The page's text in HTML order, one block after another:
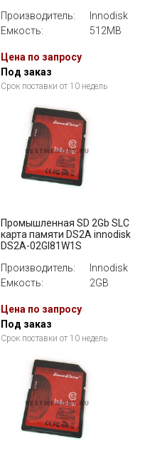
Производитель:
Innodisk
Емкость:
512MB
Цена по запросу
Под заказ
Срок поставки от 10 недель
Промышленная SD 2Gb SLC
карта памяти DS2A innodisk
DS2A-02GI81W1S
Производитель:
Innodisk
Емкость:
2GB
Цена по запросу
Под заказ
Срок поставки от 10 недель